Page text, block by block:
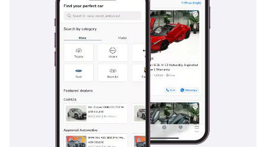
الموديلات المشهورة من LEVC
وقد لاقت مجموعة سيارات LEVC الكهربائية في دولة الإمارات العربية
المتحدة استحساناً كبيراً، لا سيما لتصميمها المبتكر وأدائها الصديق للبيئة.
بعض النماذج الأكثر شعبية تشمل:
تاكسي LEVC TX الكهربائي: يعد تاكسي TX الكهربائي، وهو إعادة تفسير
الذي يوفر نطاقًا كهربائيًا نقيًا كبيرًا، يكمله نطاق موسع يعمل بالبنزين. تم
تصميم TX للبيئة الحضرية، حيث توفر كفاءة عالية، ومقصورة داخلية
فسيحة، ورحلة مريحة - مما يجعلها مثالية لسوق سيارات الأجرة والتأجير
الخاص في الإمارات العربية المتحدة.